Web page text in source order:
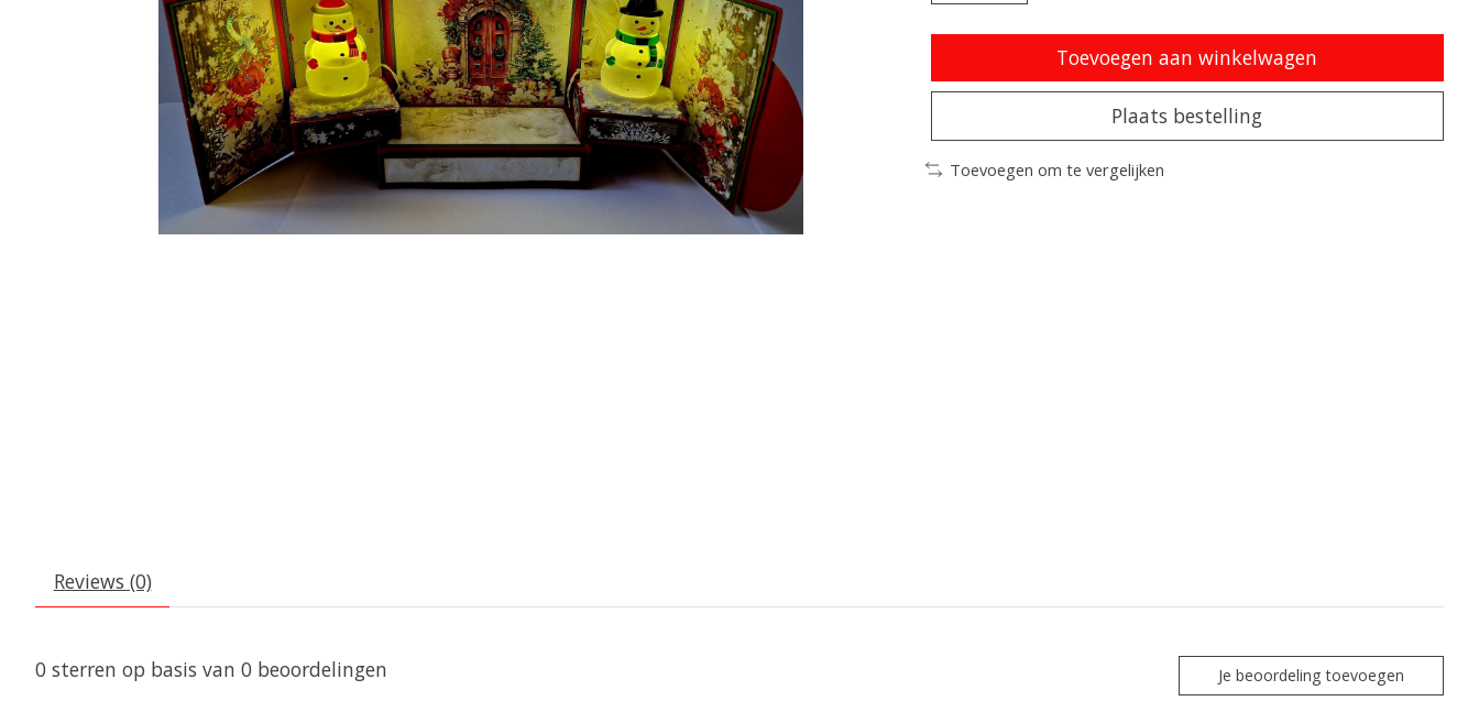
Toevoegen aan winkelwagen
Plaats bestelling
Toevoegen om te vergelijken
Reviews (0)
0 sterren op basis van 0 beoordelingen Je beoordeling toevoegen